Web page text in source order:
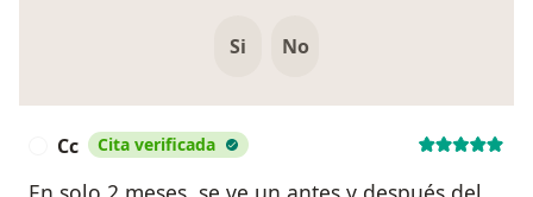
Si No
Cc Cita verificada